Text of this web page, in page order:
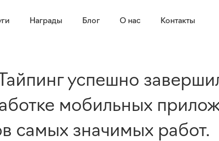
Награды Блог О нас Контакты
успешно
мобильных
самых значимых работ.